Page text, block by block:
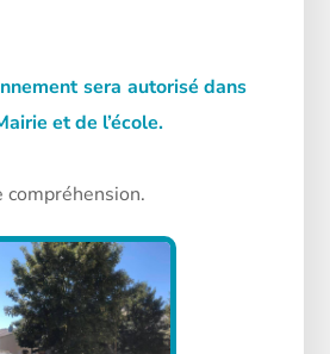
sera autorisé dans
et de l’école.
compréhension.